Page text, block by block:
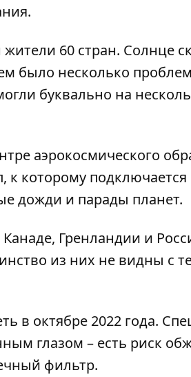
60 стран. Солнце
было несколько
буквально на
аэрокосмического
к которому подключается
дожди и парады планет.
Гренландии и
из них не видны с
в октябре 2022 года.
глазом – есть риск
фильтр.